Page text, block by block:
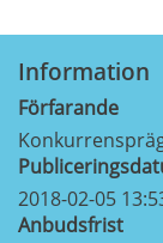
Information
Förfarande
2018-02-05
Anbudsfrist